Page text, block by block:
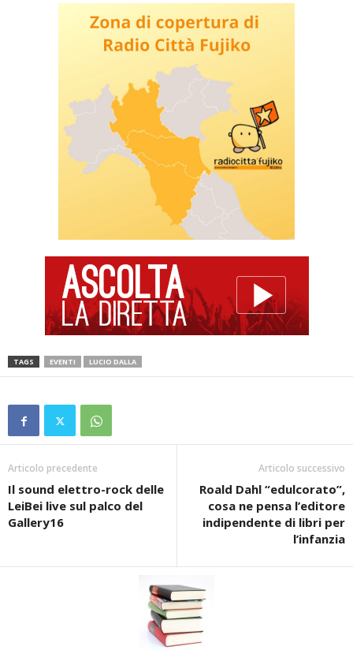
TAGS EVENTI LUCIO DALLA
Articolo precedente
Il sound elettro-rock delle
LeiBei live sul palco del
Gallery16
Articolo successivo
Roald Dahl “edulcorato”,
cosa ne pensa l’editore
indipendente di libri per
l’infanzia